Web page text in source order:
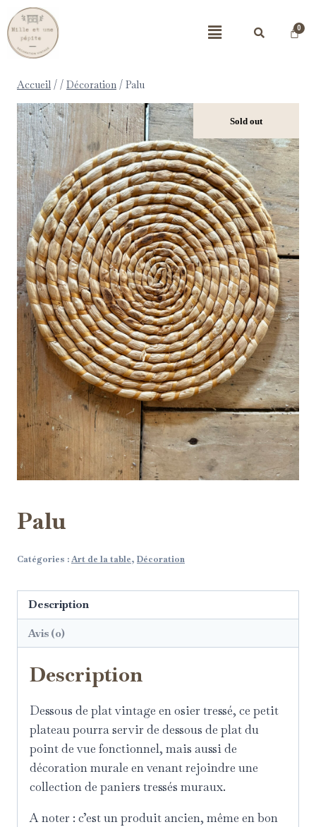
Accueil / / Décoration / Palu
Sold out
Palu
Catégories :Art de la table, Décoration
Description
Avis (0)
Description
Dessous de plat vintage en osier tressé, ce petit
plateau pourra servir de dessous de plat du
point de vue fonctionnel, mais aussi de
décoration murale en venant rejoindre une
collection de paniers tressés muraux.
A noter : c’est un produit ancien, même en bon